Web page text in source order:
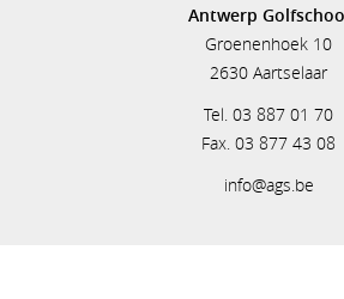
Antwerp
Groenenhoek 10
2630 Aartselaar
Tel. 03 887 01 70
Fax. 03 877 43 08
info@ags.be